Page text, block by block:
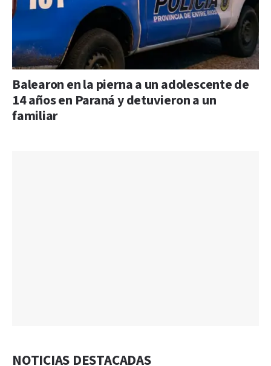
Balearon en la pierna a un adolescente de
14 años en Paraná y detuvieron a un
familiar
NOTICIAS DESTACADAS